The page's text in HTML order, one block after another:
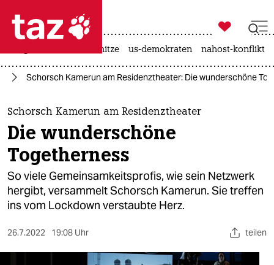
 taz zahl ich
taz zahl ich
themen
politik
öko
gesellschaft
sport

taz zahl ich
hitze us-demokraten nahost-konflikt
Schorsch Kamerun am Residenztheater: Die wunderschöne
Schorsch Kamerun am Residenztheater
Die wunderschöne
Togetherness
So viele Gemeinsamkeitsprofis, wie sein Netzwerk
hergibt, versammelt Schorsch Kamerun. Sie treffen
ins vom Lockdown verstaubte Herz.
26.7.2022 19:08 Uhr teilen